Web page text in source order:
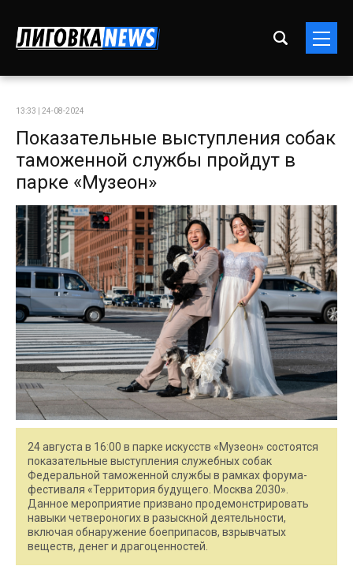
13:33 | 24-08-2024
Показательные выступления собак
таможенной службы пройдут в
парке «Музеон»
24 августа в 16:00 в парке искусств «Музеон» состоятся
показательные выступления служебных собак
Федеральной таможенной службы в рамках форума-
фестиваля «Территория будущего. Москва 2030».
Данное мероприятие призвано продемонстрировать
навыки четвероногих в разыскной деятельности,
включая обнаружение боеприпасов, взрывчатых
веществ, денег и драгоценностей.